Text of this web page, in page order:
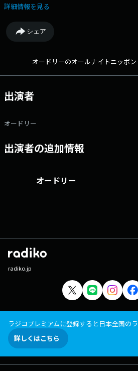
詳細情報を見る
シェア
オードリーのオールナイトニッポン
出演者
オードリー
出演者の追加情報
オードリー
radiko.jp
ラジコプレミアムに登録すると日本全国の
詳しくはこちら